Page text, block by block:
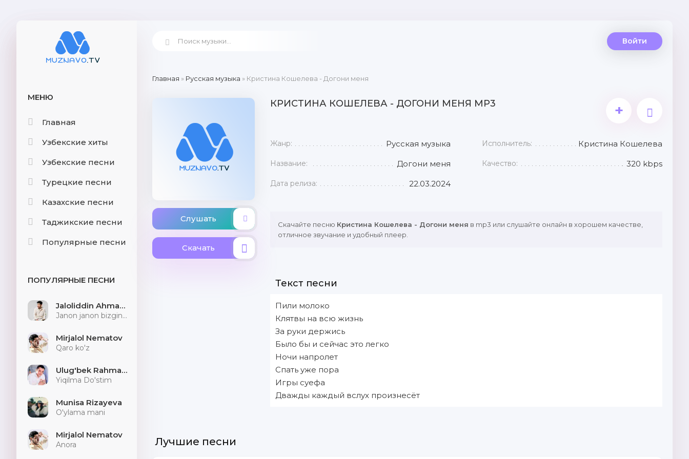
МЕНЮ
Главная
Узбекские хиты
Узбекские песни
Турецкие песни
Казахские песни
Таджикские песни
Популярные песни
ПОПУЛЯРНЫЕ ПЕСНИ
Jaloliddin Ahmadaliyev
Janon janon bizginani sog'indilarmu
Mirjalol Nematov
Qaro ko'z
Ulug'bek Rahmatullayev
Yiqilma Do'stim
Munisa Rizayeva
O'ylama mani
Mirjalol Nematov
Anora
Войти
Главная » Русская музыка » Кристина Кошелева - Догони меня
Слушать
Скачать
КРИСТИНА КОШЕЛЕВА - ДОГОНИ МЕНЯ MP3 +
Жанр: Русская музыка Исполнитель: Кристина Кошелева
Название: Догони меня Качество: 320 kbps
Дата релиза: 22.03.2024
Скачайте песню Кристина Кошелева - Догони меня в mp3 или слушайте онлайн в хорошем качестве,
отличное звучание и удобный плеер.
Текст песни
Пили молоко
Клятвы на всю жизнь
За руки держись
Было бы и сейчас это легко
Ночи напролет
Спать уже пора
Игры суефа
Дважды каждый вслух произнесёт
Лучшие песни